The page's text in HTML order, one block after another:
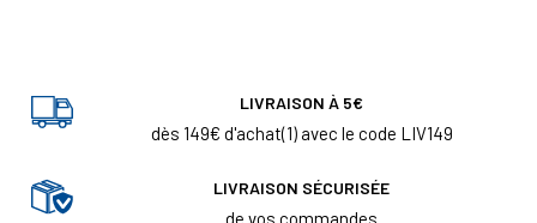
LIVRAISON À 5€
dès 149€ d'achat(1) avec le code LIV149
LIVRAISON SÉCURISÉE